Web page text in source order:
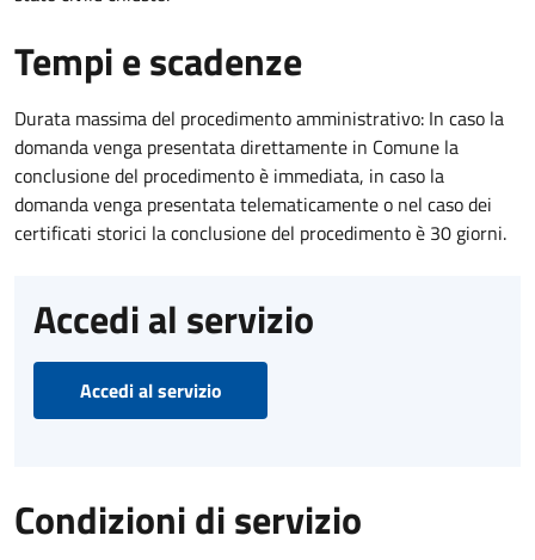
Tempi e scadenze
Durata massima del procedimento amministrativo: In caso la
domanda venga presentata direttamente in Comune la
conclusione del procedimento è immediata, in caso la
domanda venga presentata telematicamente o nel caso dei
certificati storici la conclusione del procedimento è 30 giorni.
Accedi al servizio
Accedi al servizio
Condizioni di servizio